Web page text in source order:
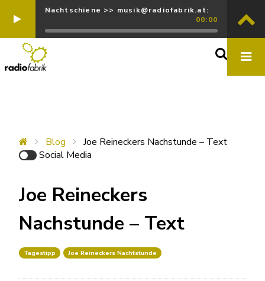
Nachtschiene >> musik@radiofabrik.at:
00:00
Blog
Joe Reineckers Nachstunde – Text
Social Media
Joe Reineckers
Nachstunde – Text
Tagestipp Joe Reineckers Nachtstunde